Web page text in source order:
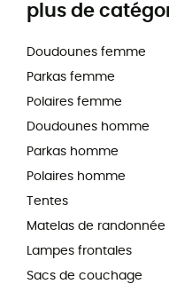
plus de
Doudounes femme
Parkas femme
Polaires femme
Doudounes homme
Parkas homme
Polaires homme
Tentes
Matelas de randonnée
Lampes frontales
Sacs de couchage